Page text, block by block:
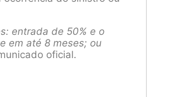
entrada de 50% e o
em até 8 meses; ou
oficial.